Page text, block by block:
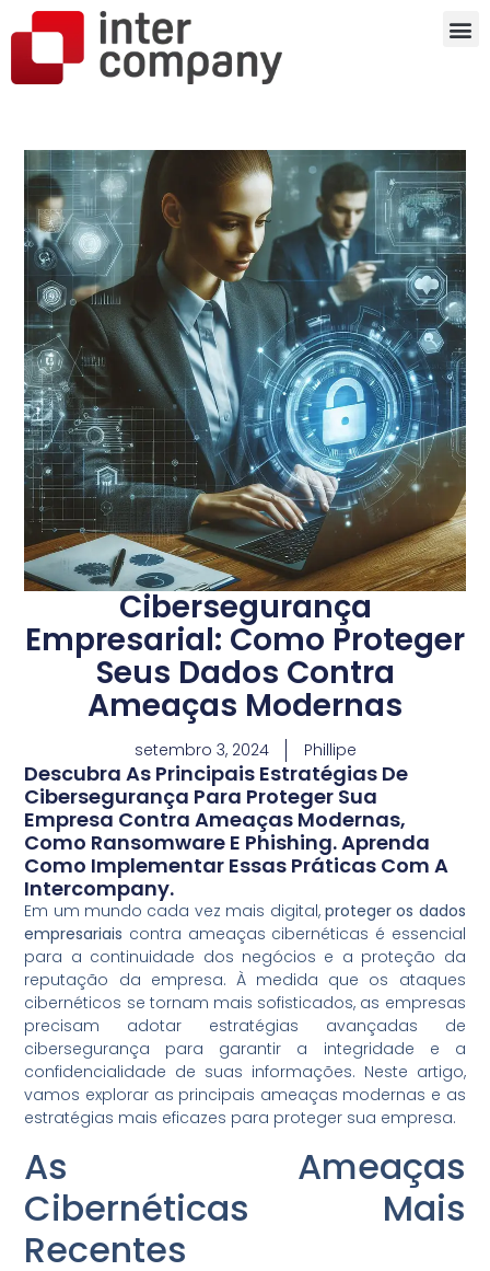
Cibersegurança
Empresarial: Como Proteger
Seus Dados Contra
Ameaças Modernas
setembro 3, 2024 Phillipe
Descubra As Principais Estratégias De
Cibersegurança Para Proteger Sua
Empresa Contra Ameaças Modernas,
Como Ransomware E Phishing. Aprenda
Como Implementar Essas Práticas Com A
Intercompany.
Em um mundo cada vez mais digital, proteger os dados
empresariais contra ameaças cibernéticas é essencial
para a continuidade dos negócios e a proteção da
reputação da empresa. À medida que os ataques
cibernéticos se tornam mais sofisticados, as empresas
precisam adotar estratégias avançadas de
cibersegurança para garantir a integridade e a
confidencialidade de suas informações. Neste artigo,
vamos explorar as principais ameaças modernas e as
estratégias mais eficazes para proteger sua empresa.
As Ameaças
Cibernéticas Mais
Recentes